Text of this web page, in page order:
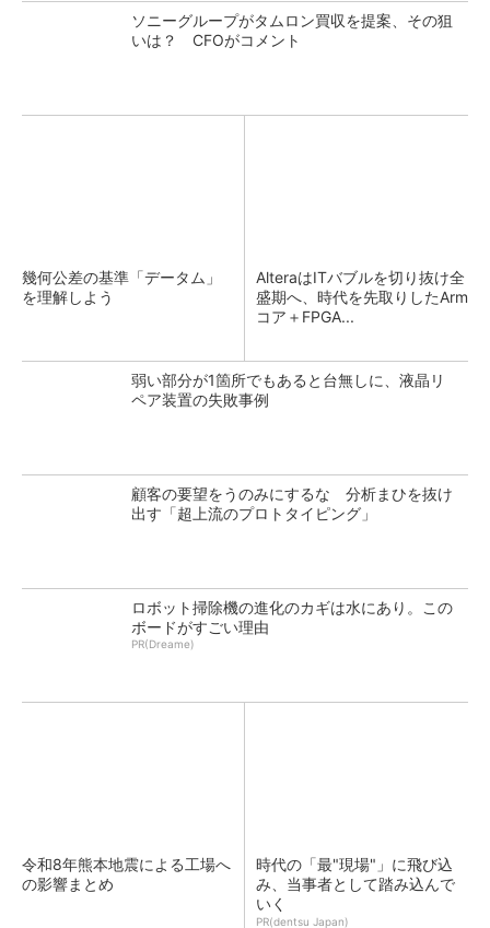
ソニーグループがタムロン買収を提案、その狙
いは？ CFOがコメント
幾何公差の基準「データム」
を理解しよう
AlteraはITバブルを切り抜け全
盛期へ、時代を先取りしたArm
コア＋FPGA...
弱い部分が1箇所でもあると台無しに、液晶リ
ペア装置の失敗事例
顧客の要望をうのみにするな 分析まひを抜け
出す「超上流のプロトタイピング」
ロボット掃除機の進化のカギは水にあり。この
ボードがすごい理由
PR(Dreame)
令和8年熊本地震による工場へ
の影響まとめ
時代の「最"現場"」に飛び込
み、当事者として踏み込んで
いく
PR(dentsu Japan)